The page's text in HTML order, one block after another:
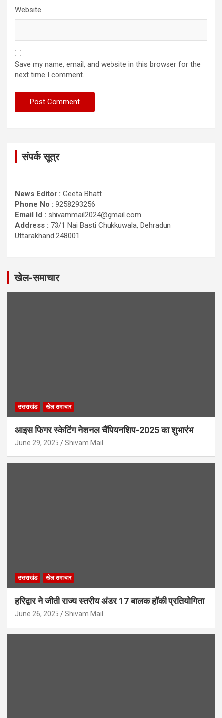
Website
Save my name, email, and website in this browser for the
next time I comment.
संपर्क सूत्र
News Editor : Geeta Bhatt
Phone No : 9258293256
Email Id : shivammail2024@gmail.com
Address : 73/1 Nai Basti Chukkuwala, Dehradun
Uttarakhand 248001
खेल-समाचार
उत्तराखंड खेल समाचार
आइस फिगर स्केटिंग नेशनल चैंपियनशिप-2025 का शुभारंभ
June 29, 2025 Shivam Mail
उत्तराखंड खेल समाचार
हरिद्वार ने जीती राज्य स्तरीय अंडर 17 बालक हॉकी प्रतियोगिता
June 26, 2025 Shivam Mail